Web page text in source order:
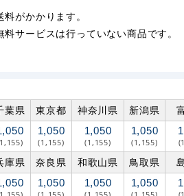
がかかります。
サービスは行っていない商品です。
葉県 東京都 神奈川県 新潟県
1,050
(1,155)
1,050
(1,155)
1,050
(1,155)
庫県 奈良県 和歌山県 鳥取県
1,050 1,050 1,050